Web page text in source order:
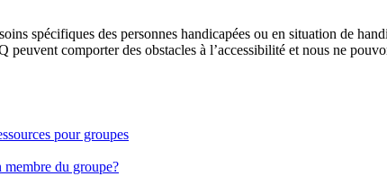
spécifiques des personnes handicapées ou en situation de
peuvent comporter des obstacles à l’accessibilité et nous ne
pour groupes
du groupe?